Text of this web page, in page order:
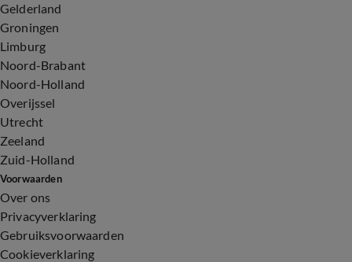
Gelderland
Groningen
Limburg
Noord-Brabant
Noord-Holland
Overijssel
Utrecht
Zeeland
Zuid-Holland
Voorwaarden
Over ons
Privacyverklaring
Gebruiksvoorwaarden
Cookieverklaring